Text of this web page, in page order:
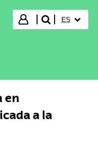
Iniciar sesión
buscar"
ES
en
a la